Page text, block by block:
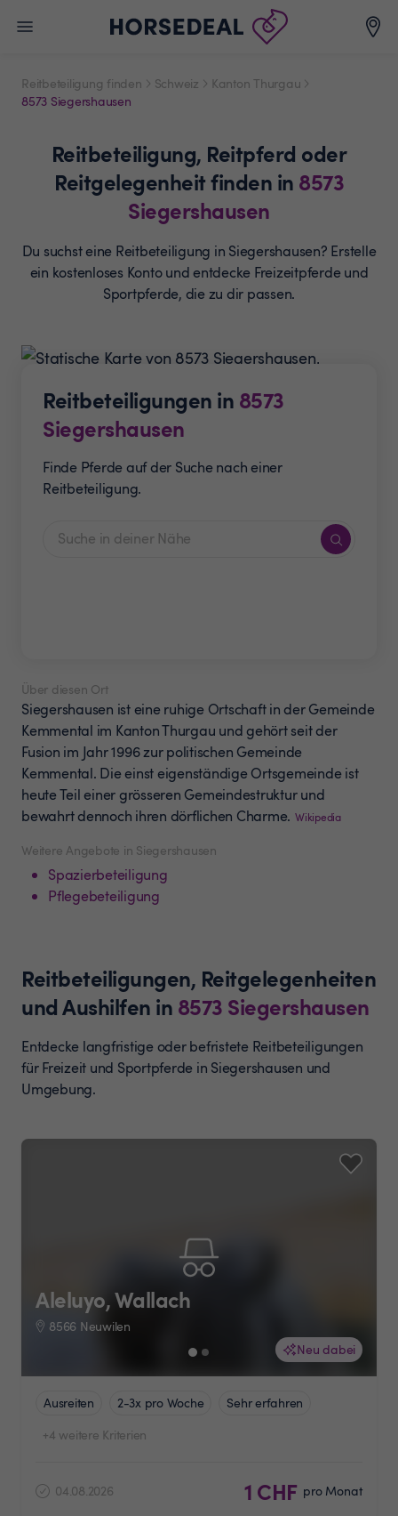
Reitbeteiligung finden Schweiz
Kanton Thurgau
8573 Siegershausen
Reitbeteiligung, Reitpferd oder
Reitgelegenheitfinden in 8573
Siegershausen
Du suchst eine Reitbeteiligung in Siegershausen? Erstelle
ein kostenloses Konto und entdecke Freizeitpferde und
Sportpferde, die zu dir passen.
Reitbeteiligungen in 8573
Siegershausen
Finde Pferde auf der Suche nach einer
Reitbeteiligung.
Weitere Angebote in Siegershausen
Spazierbeteiligung
Pflegebeteiligung
Über diesen Ort
Siegershausen ist eine ruhige Ortschaft in der Gemeinde
Kemmental im Kanton Thurgau und gehört seit der
Fusion im Jahr 1996 zur politischen Gemeinde
Kemmental. Die einst eigenständige Ortsgemeinde ist
heute Teil einer grösseren Gemeindestruktur und
bewahrt dennoch ihren dörflichen Charme. Wikipedia
Reitbeteiligungen, Reitgelegenheiten
und Aushilfen in 8573 Siegershausen
Entdecke langfristige oder befristete Reitbeteiligungen
für Freizeit und Sportpferde in Siegershausen und
Umgebung.
Neu dabei
Aleluyo, Wallach
8566 Neuwilen
Ausreiten 2-3x pro Woche
Sehr erfahren
+4 weitere Kriterien
04.08.2026 1 CHF pro Monat